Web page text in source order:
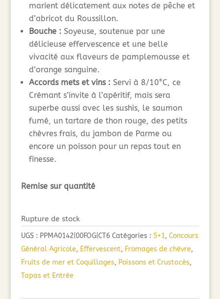
marient délicatement aux notes de pêche et
d’abricot du Roussillon.
Bouche : Soyeuse, soutenue par une
délicieuse effervescence et une belle
vivacité aux flaveurs de pamplemousse et
d’orange sanguine.
Accords mets et vins : Servi à 8/10°C, ce
Crémant s’invite à l’apéritif, mais sera
superbe aussi avec les sushis, le saumon
fumé, un tartare de thon rouge, des petits
chèvres frais, du jambon de Parme ou
encore un poisson pour un repas tout en
finesse.
Remise sur quantité
Rupture de stock
UGS : PPMA0142|00FOG|CT6 Catégories : 5+1, Concours
Général Agricole, Effervescent, Fromages de chèvre,
Fruits de mer et Coquillages, Poissons et Crustacés,
Tapas et Entrée